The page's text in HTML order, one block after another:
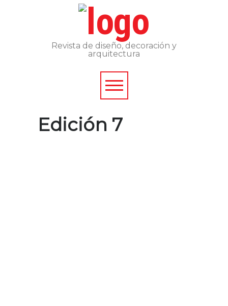
Revista de diseño, decoración y
arquitectura
Edición 7